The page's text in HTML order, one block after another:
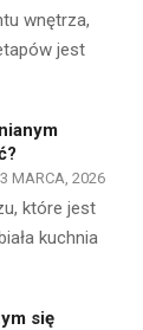
wnętrza,
jest
MARCA, 2026
które jest
kuchnia
się